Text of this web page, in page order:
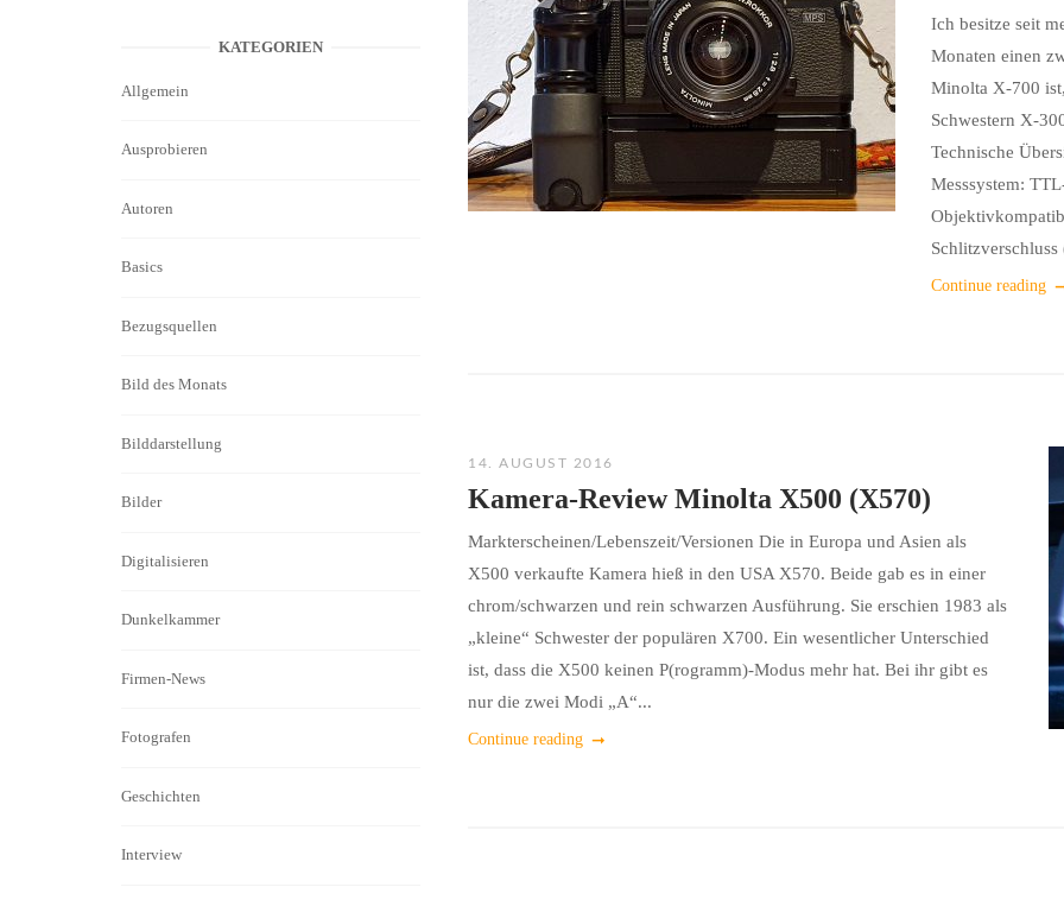
Ich besitze seit
Monaten einen
Minolta X-700
Schwestern X-
Technische
Messsystem:
Continue reading
14. AUGUST 2016
Kamera-Review Minolta X500 (X570)
Markterscheinen/Lebenszeit/Versionen Die in Europa und Asien als
X500 verkaufte Kamera hieß in den USA X570. Beide gab es in einer
chrom/schwarzen und rein schwarzen Ausführung. Sie erschien 1983 als
„kleine“ Schwester der populären X700. Ein wesentlicher Unterschied
ist, dass die X500 keinen P(rogramm)-Modus mehr hat. Bei ihr gibt es
nur die zwei Modi „A“...
Continue reading
KATEGORIEN
Allgemein
Ausprobieren
Autoren
Basics
Bezugsquellen
Bild des Monats
Bilddarstellung
Bilder
Digitalisieren
Dunkelkammer
Firmen-News
Fotografen
Geschichten
Interview